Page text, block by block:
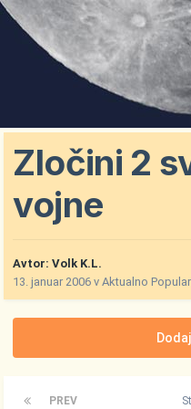
Zločini 2
vojne
Avtor:Volk K.L.
13. januar 2006 vAktualno
PREV